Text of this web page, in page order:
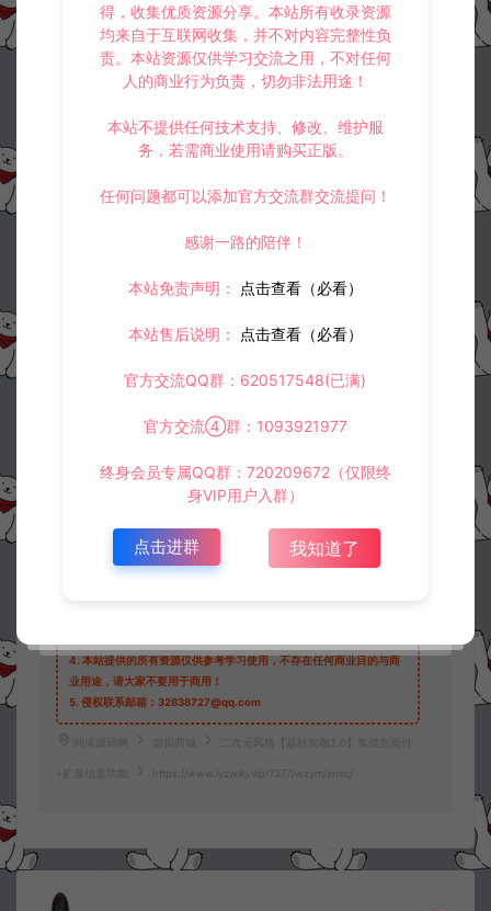
此资源下载价格为 50 星钻，请先 登录
本站资源售价只是赞助，收取费用仅维持本站的日常运营所需。
若您需要商业运营或用于其他商业活动，请您购买正版授权并合法
4. 本站提供的所有资源仅供参考学习使用，不存在任何商业目的与商
业用途，请大家不要用于商用！
5. 侵权联系邮箱：32838727@qq.com
阿泽源码网 二次元风格【荔枝发咖2.0】集成当面付
+扩展信息功能 https://www.lyzwlkj.vip/7377/wzym/xnsc/
得，收集优质资源分享。本站所有收录资源
均来自于互联网收集，并不对内容完整性负
责。本站资源仅供学习交流之用，不对任何
人的商业行为负责，切勿非法用途！
本站不提供任何技术支持、修改、维护服
务，若需商业使用请购买正版。
任何问题都可以添加官方交流群交流提问！
感谢一路的陪伴！
本站免责声明： 点击查看（必看）
本站售后说明： 点击查看（必看）
官方交流QQ群：620517548(已满)
官方交流④群：1093921977
终身会员专属QQ群：720209672（仅限终
身VIP用户入群）
点击进群 我知道了